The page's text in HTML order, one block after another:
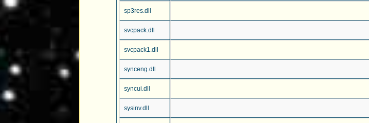
sp3res.dll
svcpack.dll
svcpack1.dll
synceng.dll
syncui.dll
sysinv.dll